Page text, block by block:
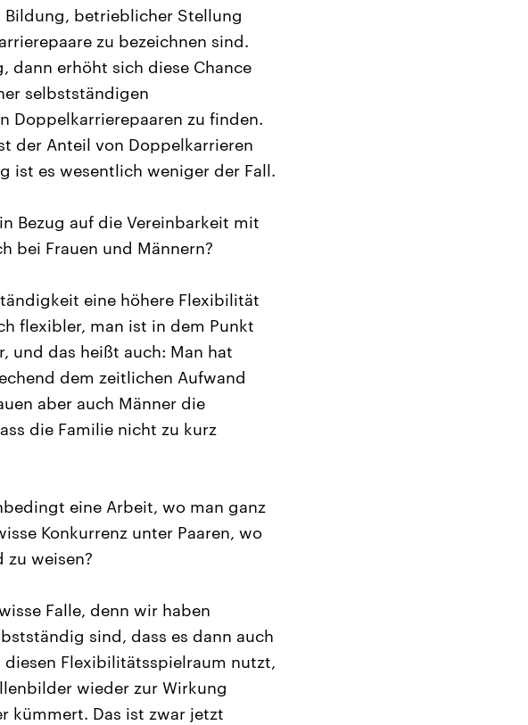
Bildung, betrieblicher Stellung
zu bezeichnen sind.
dann erhöht sich diese Chance
selbstständigen
Doppelkarrierepaaren zu finden.
der Anteil von Doppelkarrieren
ist es wesentlich weniger der Fall.
Bezug auf die Vereinbarkeit mit
bei Frauen und Männern?
eine höhere Flexibilität
flexibler, man ist in dem Punkt
und das heißt auch: Man hat
dem zeitlichen Aufwand
aber auch Männer die
die Familie nicht zu kurz
eine Arbeit, wo man ganz
Konkurrenz unter Paaren, wo
weisen?
Falle, denn wir haben
sind, dass es dann auch
diesen Flexibilitätsspielraum nutzt,
wieder zur Wirkung
kümmert. Das ist zwar jetzt